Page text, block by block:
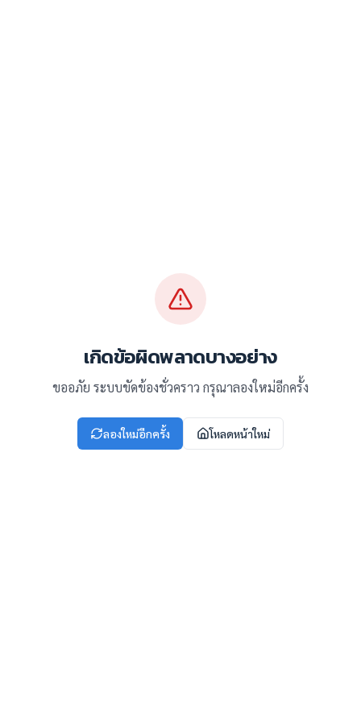
เกิดข้อผิดพลาดบางอย่าง
ขออภัย ระบบขัดข้องชั่วคราว กรุณาลองใหม่อีกครั้ง
ลองใหม่อีกครั้ง โหลดหน้าใหม่